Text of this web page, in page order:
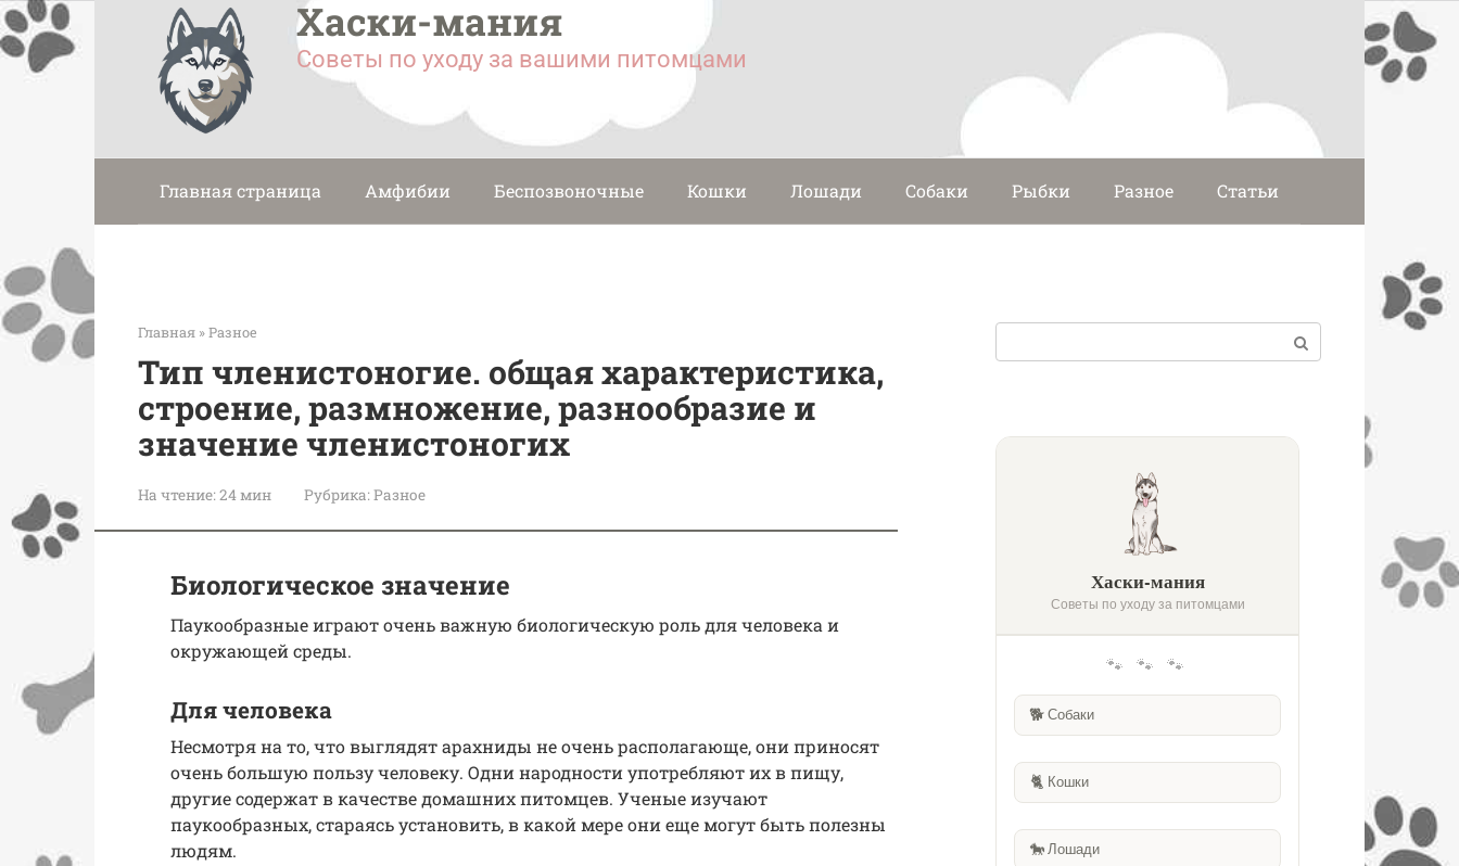
Перейти
к
контенту
Хаски-мания
Советы по уходу за вашими питомцами
Главная страница Амфибии Беспозвоночные Кошки Лошади Собаки Рыбки Разное Статьи
Главная »Разное
Тип членистоногие. общая характеристика,
строение, размножение, разнообразие и
значение членистоногих
На чтение:24 мин Рубрика:Разное
Биологическое значение
Паукообразные играют очень важную биологическую роль для человека и
окружающей среды.
Для человека
Несмотря на то, что выглядят арахниды не очень располагающе, они приносят
очень большую пользу человеку. Одни народности употребляют их в пищу,
другие содержат в качестве домашних питомцев. Ученые изучают
паукообразных, стараясь установить, в какой мере они еще могут быть полезны
людям.
Хаски-мания
Советы по уходу за питомцами
🐾 🐾 🐾
🐕 Собаки
🐈 Кошки
🐎 Лошади